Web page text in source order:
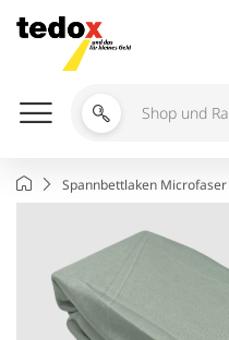
Inhalt
springen
Shop
durchsuchen
StartseiteSpannbettlaken Microfaser